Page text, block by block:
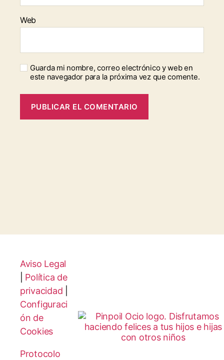
Web
Guarda mi nombre, correo electrónico y web en
este navegador para la próxima vez que comente.
Aviso Legal
Política de
privacidad
Configuraci
ón de
Cookies
Protocolo